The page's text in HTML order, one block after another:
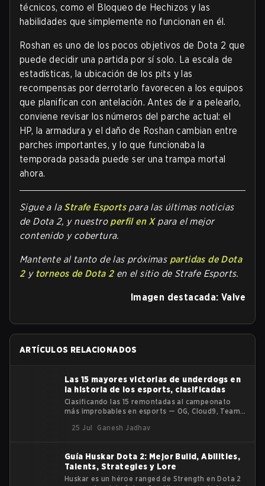
técnicos, como el Bloqueo de Hechizos y las
habilidades que simplemente no funcionan en él.
Roshan es uno de los pocos objetivos de Dota 2 que
puede decidir una partida por sí solo. La escala de
estadísticas, la ubicación de los pits y las
recompensas por derrotarlo favorecen a los equipos
que planifican con antelación. Antes de ir a pelearlo,
conviene revisar los números del parche actual: el
HP, la armadura y el daño de Roshan cambian entre
parches importantes, y lo que funcionaba la
temporada pasada puede ser una trampa mortal
ahora.
Sigue a la Strafe Esportspara las últimas noticias
de Dota 2, y nuestro perfil en Xpara el mejor
contenido y cobertura.
Mantente al tanto de las próximas partidas de Dota
2y torneos de Dota 2en el sitio de Strafe Esports.
Imagen destacada: Valve
ARTÍCULOS RELACIONADOS
Las 15 mayores victorias de underdogs en
la historia de los esports, clasificadas
Clasificando las 15 remontadas al campeonato
más improbables en esports — OG, Cloud9, Team
vibes.
25 Jul Ganesh Jadhav
Guía Huskar Dota 2: Mejor Build, Abilities,
Talents, Strategies y Lore
Huskar es un héroe ranged de Strength en Dota 2